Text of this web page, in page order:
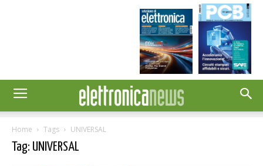
Home Tags UNIVERSAL
Tag: UNIVERSAL